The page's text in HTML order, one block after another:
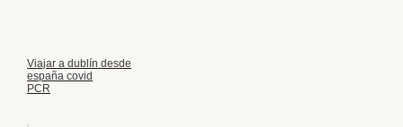
Viajar a dublín desde
españa covid
PCR